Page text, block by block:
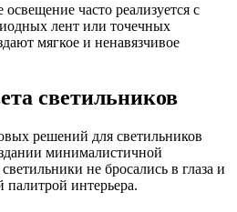
часто реализуется с
лент или точечных
мягкое и ненавязчивое
светильников
решений для светильников
минималистичной
не бросались в глаза и
палитрой интерьера.